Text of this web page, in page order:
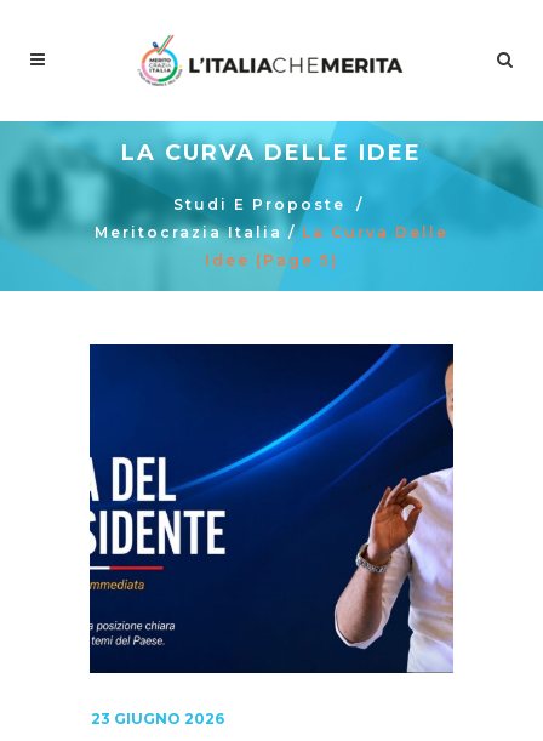
LA CURVA DELLE IDEE
Studi E Proposte
/
Meritocrazia Italia /La Curva Delle
Idee (Page 5)
23 GIUGNO 2026